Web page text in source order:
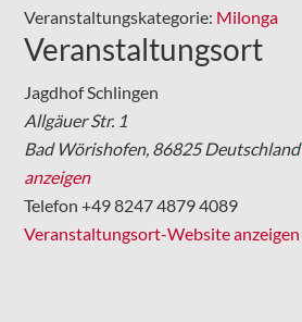
Veranstaltungskategorie: Milonga
Veranstaltungsort
Jagdhof Schlingen
Allgäuer Str. 1
Bad Wörishofen, 86825Deutschland
anzeigen
Telefon +49 8247 4879 4089
Veranstaltungsort-Website anzeigen